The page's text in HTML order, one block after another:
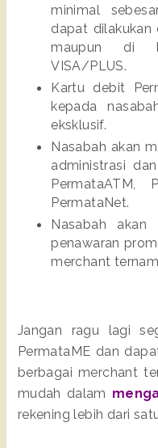
minimal
dapat dilakukan
maupun di
VISA/PLUS.
Kartu debit
kepada
eksklusif.
Nasabah akan
administrasi
PermataATM,
PermataNet.
Nasabah akan
penawaran
merchant
Jangan ragu lagi
PermataME dan
berbagai merchant
mudah dalam
rekening lebih dari